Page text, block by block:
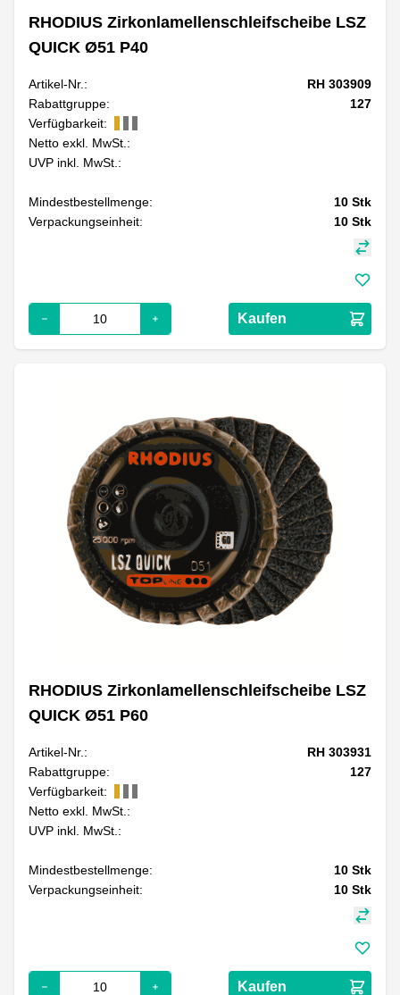
RHODIUS Zirkonlamellenschleifscheibe LSZ
QUICK Ø51 P40
Artikel-Nr.:
RH 303909
Rabattgruppe:
127
Verfügbarkeit:
Netto exkl. MwSt.:
UVP inkl. MwSt.:
Mindestbestellmenge: 10 Stk
Verpackungseinheit:
10 Stk
Kaufen
RHODIUS Zirkonlamellenschleifscheibe LSZ
QUICK Ø51 P60
Artikel-Nr.:
RH 303931
Rabattgruppe:
127
Verfügbarkeit:
Netto exkl. MwSt.:
UVP inkl. MwSt.:
Mindestbestellmenge: 10 Stk
Verpackungseinheit:
10 Stk
Kaufen